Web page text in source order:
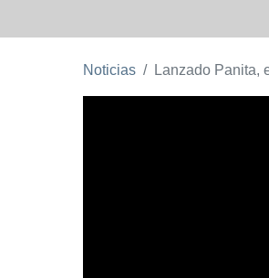
Noticias Lanzado Panita,